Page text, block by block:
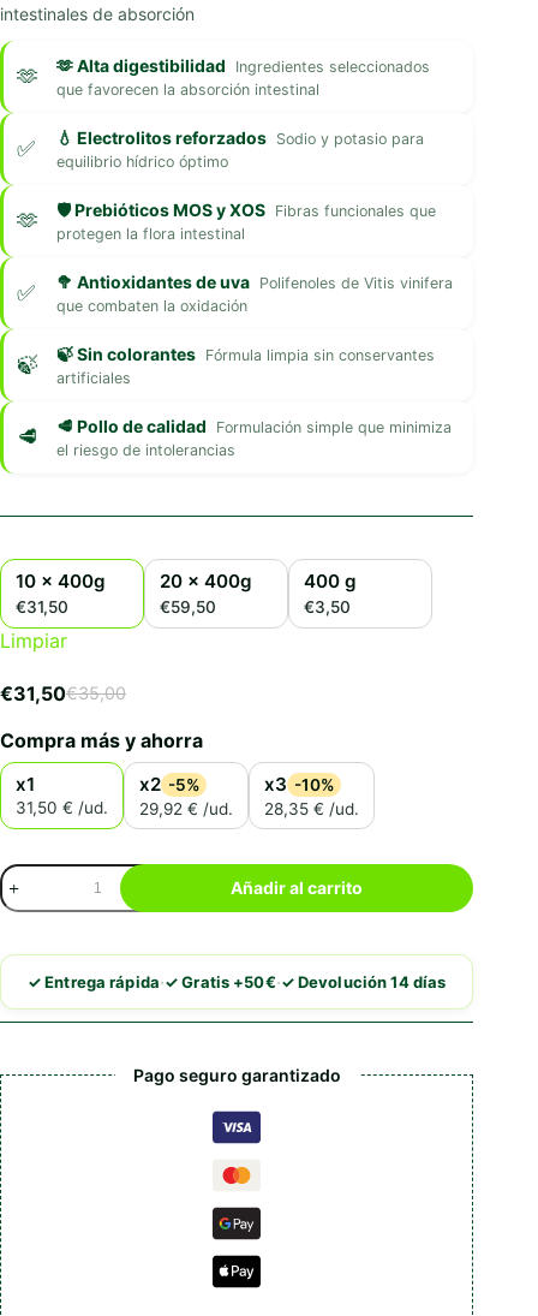
intestinales de absorción
🫶 Alta digestibilidad
Ingredientes seleccionados
que favorecen la absorción intestinal
💧 Electrolitos reforzados Sodio y potasio para
equilibrio hídrico óptimo
🛡️ Prebióticos MOS y XOS Fibras funcionales que
protegen la flora intestinal
🥦 Antioxidantes de uva Polifenoles de Vitis vinifera
que combaten la oxidación
🍃 Sin colorantes Fórmula limpia sin conservantes
artificiales
🥩 Pollo de calidad
Formulación simple que minimiza
el riesgo de intolerancias
10 x 400g
€31,50
20 x 400g
€59,50
400 g
€3,50
Limpiar
€35,00
El
precio
original
€35,00.
€31,50El
precio
actual
€31,50.
Compra más y ahorra
x1
31,50 € /ud.
x2 -5%
29,92 € /ud.
x3 -10%
28,35 € /ud.
Disugual
Intestinal
Pollo
Añadir al carrito
✓ Entrega rápida·✓ Gratis +50€·✓ Devolución 14 días
Pago seguro garantizado